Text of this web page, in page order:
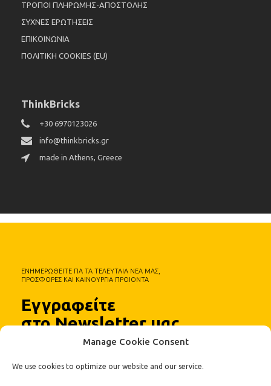
Manage Cookie Consent
We use cookies to optimize our website and our service.
ΤΡΟΠΟΙ ΠΛΗΡΩΜΗΣ-ΑΠΟΣΤΟΛΗΣ
ΣΥΧΝΕΣ ΕΡΩΤΗΣΕΙΣ
ΕΠΙΚΟΙΝΩΝΙΑ
ΠΟΛΙΤΙΚΗ COOKIES (EU)
ThinkBricks
+30 6970123026
info@thinkbricks.gr
made in Athens, Greece
Εγγραφείτε
στο Newsletter μας
ΕΝΗΜΕΡΩΘΕΙΤΕ ΓΙΑ ΤΑ ΤΕΛΕΥΤΑΙΑ ΝΕΑ ΜΑΣ,
ΠΡΟΣΦΟΡΕΣ ΚΑΙ ΚΑΙΝΟΥΡΓΙΑ ΠΡΟΙΟΝΤΑ